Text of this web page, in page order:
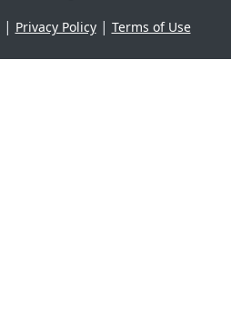
| Privacy Policy| Terms of Use